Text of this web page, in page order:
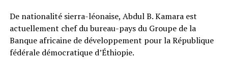
De nationalité sierra-léonaise, Abdul B. Kamara est
actuellement chef du bureau-pays du Groupe de la
Banque africaine de développement pour la République
fédérale démocratique d’Éthiopie.